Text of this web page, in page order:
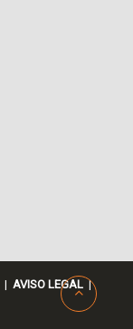
| AVISO LEGAL |